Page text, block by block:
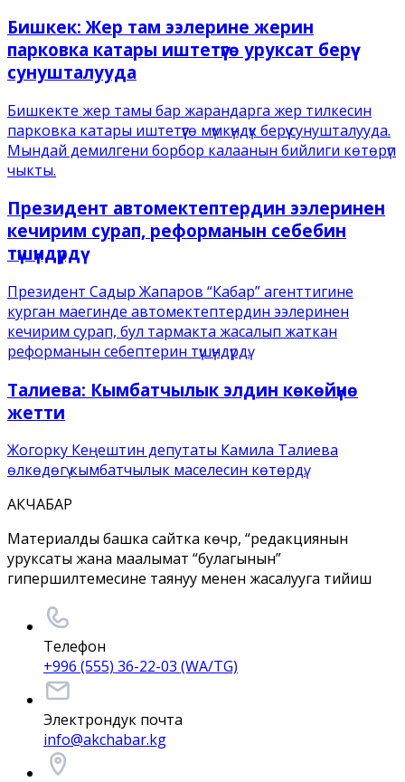
Бишкек: Жер там ээлерине жерин
парковка катары иштетүүгө уруксат берүү
сунушталууда
Бишкекте жер тамы бар жарандарга жер тилкесин
парковка катары иштетүүгө мүмкүндүк берүү сунушталууда.
Мындай демилгени борбор калаанын бийлиги көтөрүп
чыкты.
Президент автомектептердин ээлеринен
кечирим сурап, реформанын себебин
түшүндүрдү
Президент Садыр Жапаров “Кабар” агенттигине
курган маегинде автомектептердин ээлеринен
кечирим сурап, бул тармакта жасалып жаткан
реформанын себептерин түшүндүрдү.
Талиева: Кымбатчылык элдин көкөйүнө
жетти
Жогорку Кеңештин депутаты Камила Талиева
өлкөдөгү кымбатчылык маселесин көтөрдү.
АКЧАБАР
Материалды башка сайтка көчүрүү, “редакциянын
уруксаты жана маалымат “булагынын”
гипершилтемесине таянуу менен жасалууга тийиш
Телефон
+996 (555) 36-22-03 (WA/TG)
Электрондук почта
info@akchabar.kg